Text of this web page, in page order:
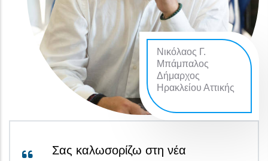
Νικόλαος Γ.
Μπάμπαλος
Δήμαρχος
Ηρακλείου Αττικής
Σας καλωσορίζω στη νέα